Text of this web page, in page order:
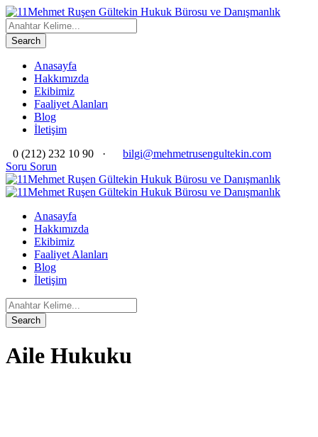
Anasayfa
Hakkımızda
Ekibimiz
Faaliyet Alanları
Blog
İletişim
0 (212) 232 10 90
·
bilgi@mehmetrusengultekin.com
Soru Sorun
Anasayfa
Hakkımızda
Ekibimiz
Faaliyet Alanları
Blog
İletişim
Aile Hukuku